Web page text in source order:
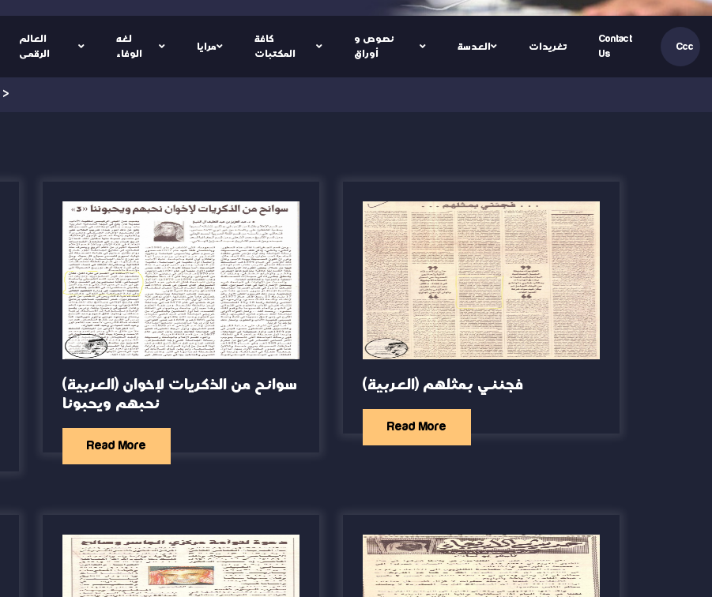
العالم
الرقمى
لغه
الوفاء
مرايا
كافة
المكتبات
نصوص و
أوراق
العدسة تغريدات
Contact
Us
Ccc
>
(العربية) سوانح من الذكريات لإخوان
نحبهم ويحبونا
Read More
(العربية) فجئني بمثلهم
Read More